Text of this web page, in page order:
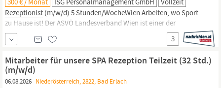
Rezeptionist (m/w/d) 5 Stunden/WocheWien Arbeiten, wo Sport
zu Hause ist! Der ASVÖ Landesverband Wien ist einer der
führenden Sportdachverbände Österreichs und engagiert sich
täglich dafür, Menschen für Bewegung und Sport zu begeistern.
Wien-Speising suchen wir eine freundliche und zuverlässige...
3
Mitarbeiter für unsere SPA Rezeption Teilzeit (32 Std.)
(m/w/d)
06.08.2026 Niederösterreich, 2822, Bad Erlach